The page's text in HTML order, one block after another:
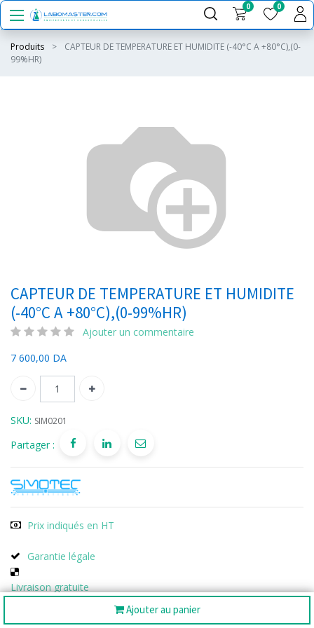
0 0
Produits
CAPTEUR DE TEMPERATURE ET HUMIDITE (-40°C A +80°C),(0-
99%HR)
Ajouter au panier
CAPTEUR DE TEMPERATURE ET HUMIDITE
(-40°C A +80°C),(0-99%HR)
Ajouter un commentaire
7 600,00 DA
SKU: SIM0201
Partager :
Prix indiqués en HT
Garantie légale
Livraison gratuite
Évaluations & commentaires